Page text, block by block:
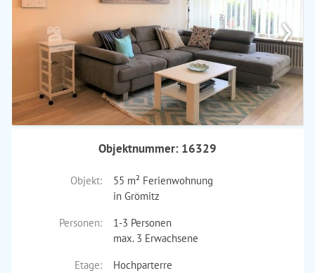
›
Objektnummer: 16329
Objekt:
55 m² Ferienwohnung
in Grömitz
Personen:
1-3 Personen
max. 3 Erwachsene
Etage:
Hochparterre